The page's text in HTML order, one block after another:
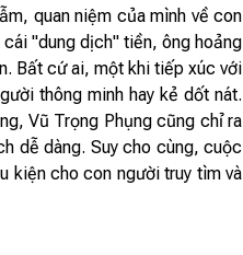
quan niệm của mình về con
"dung dịch" tiền, ông hoảng
Bất cứ ai, một khi tiếp xúc với
thông minh hay kẻ dốt nát.
Vũ Trọng Phụng cũng chỉ ra
dễ dàng. Suy cho cùng, cuộc
kiện cho con người truy tìm và